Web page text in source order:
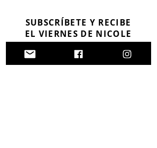
SUBSCRÍBETE Y RECIBE
EL VIERNES DE NICOLE
EN TU CORREO
ELECTRÓNICO